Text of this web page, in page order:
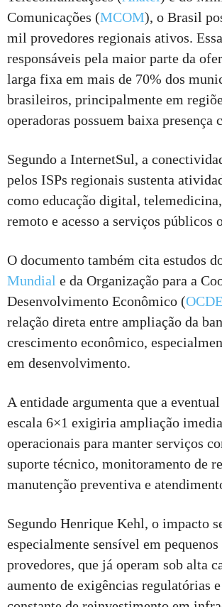
Comunicações (MCOM), o Brasil
mil provedores regionais ativos.
responsáveis pela maior parte da
larga fixa em mais de 70% dos
brasileiros, principalmente em
operadoras possuem baixa presença
Segundo a InternetSul, a
pelos ISPs regionais sustenta
como educação digital,
remoto e acesso a serviços públicos
O documento também cita estudos
Mundial e da Organização para a
Desenvolvimento Econômico (
relação direta entre ampliação da
crescimento econômico,
em desenvolvimento.
A entidade argumenta que a
escala 6×1 exigiria ampliação
operacionais para manter serviços
suporte técnico, monitoramento de
manutenção preventiva e
Segundo Henrique Kehl, o impacto
especialmente sensível em pequenos
provedores, que já operam sob alta
aumento de exigências regulatórias